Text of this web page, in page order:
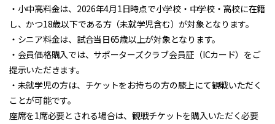
・小中高料金は、2026年4月1日時点で小学校・中学校・高校に在籍
し、かつ18歳以下である方（未就学児含む）が対象となります。​
・シニア料金は、試合当日65歳以上が対象となります。
・会員価格購入では、サポーターズクラブ会員証（ICカード）をご
提示いただきます。
・未就学児の方は、チケットをお持ちの方の膝上にて観戦いただく
ことが可能です。
座席を1席必要とされる場合は、観戦チケットを購入いただく必要